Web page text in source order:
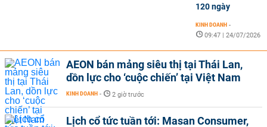
120 ngày
KINH DOANH -
09:47 | 24/07/2026
AEON bán mảng siêu thị tại Thái Lan,
dồn lực cho ‘cuộc chiến’ tại Việt Nam
KINH DOANH - 2 giờ trước
Lịch cổ tức tuần tới: Masan Consumer,